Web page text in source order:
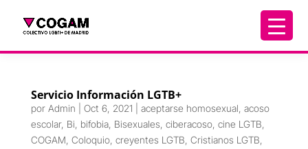
Servicio Información LGTB+
por Admin Oct 6, 2021 aceptarse homosexual acoso
escolar, Bi bifobia, Bisexuales ciberacoso, cine LGTB
COGAM Coloquio, creyentes LGTB Cristianos LGTB